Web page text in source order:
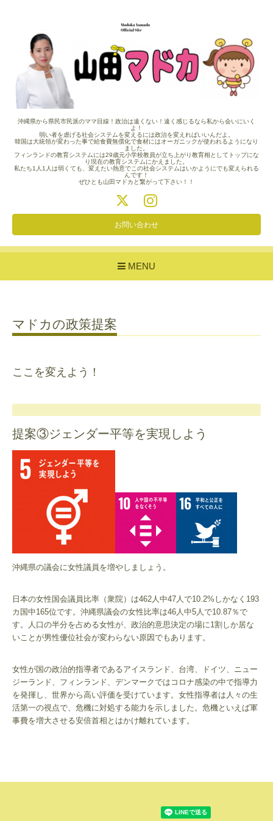
沖縄県から県民市民派のママ目線！政治は遠くない！遠く感じるなら私から会いにいく
よ！
弱い者を虐げる社会システムを変えるには政治を変えればいいんだよ。
韓国は大統領が変わった事で給食費無償化で食材にはオーガニックが使われるようになり
ました。
フィンランドの教育システムには29歳元小学校教員が立ち上がり教育相としてトップにな
り現在の教育システムにかえました。
私たち1人1人は弱くても、変えたい熱意でこの社会システムはいかようにでも変えられる
んです！
ぜひとも山田マドカと繋がって下さい！！
お問い合わせ
MENU
マドカの政策提案
ここを変えよう！
提案③ジェンダー平等を実現しよう
沖縄県の議会に女性議員を増やしましょう。
日本の女性国会議員比率（衆院）は462人中47人で10.2%しかなく193
カ国中165位です。沖縄県議会の女性比率は46人中5人で10.87％で
す。人口の半分を占める女性が、政治的意思決定の場に1割しか居な
いことが男性優位社会が変わらない原因でもあります。
女性が国の政治的指導者であるアイスランド、台湾、ドイツ、ニュー
ジーランド、フィンランド、デンマークではコロナ感染の中で指導力
を発揮し、世界から高い評価を受けています。女性指導者は人々の生
活第一の視点で、危機に対処する能力を示しました。危機といえば軍
事費を増大させる安倍首相とはかけ離れています。